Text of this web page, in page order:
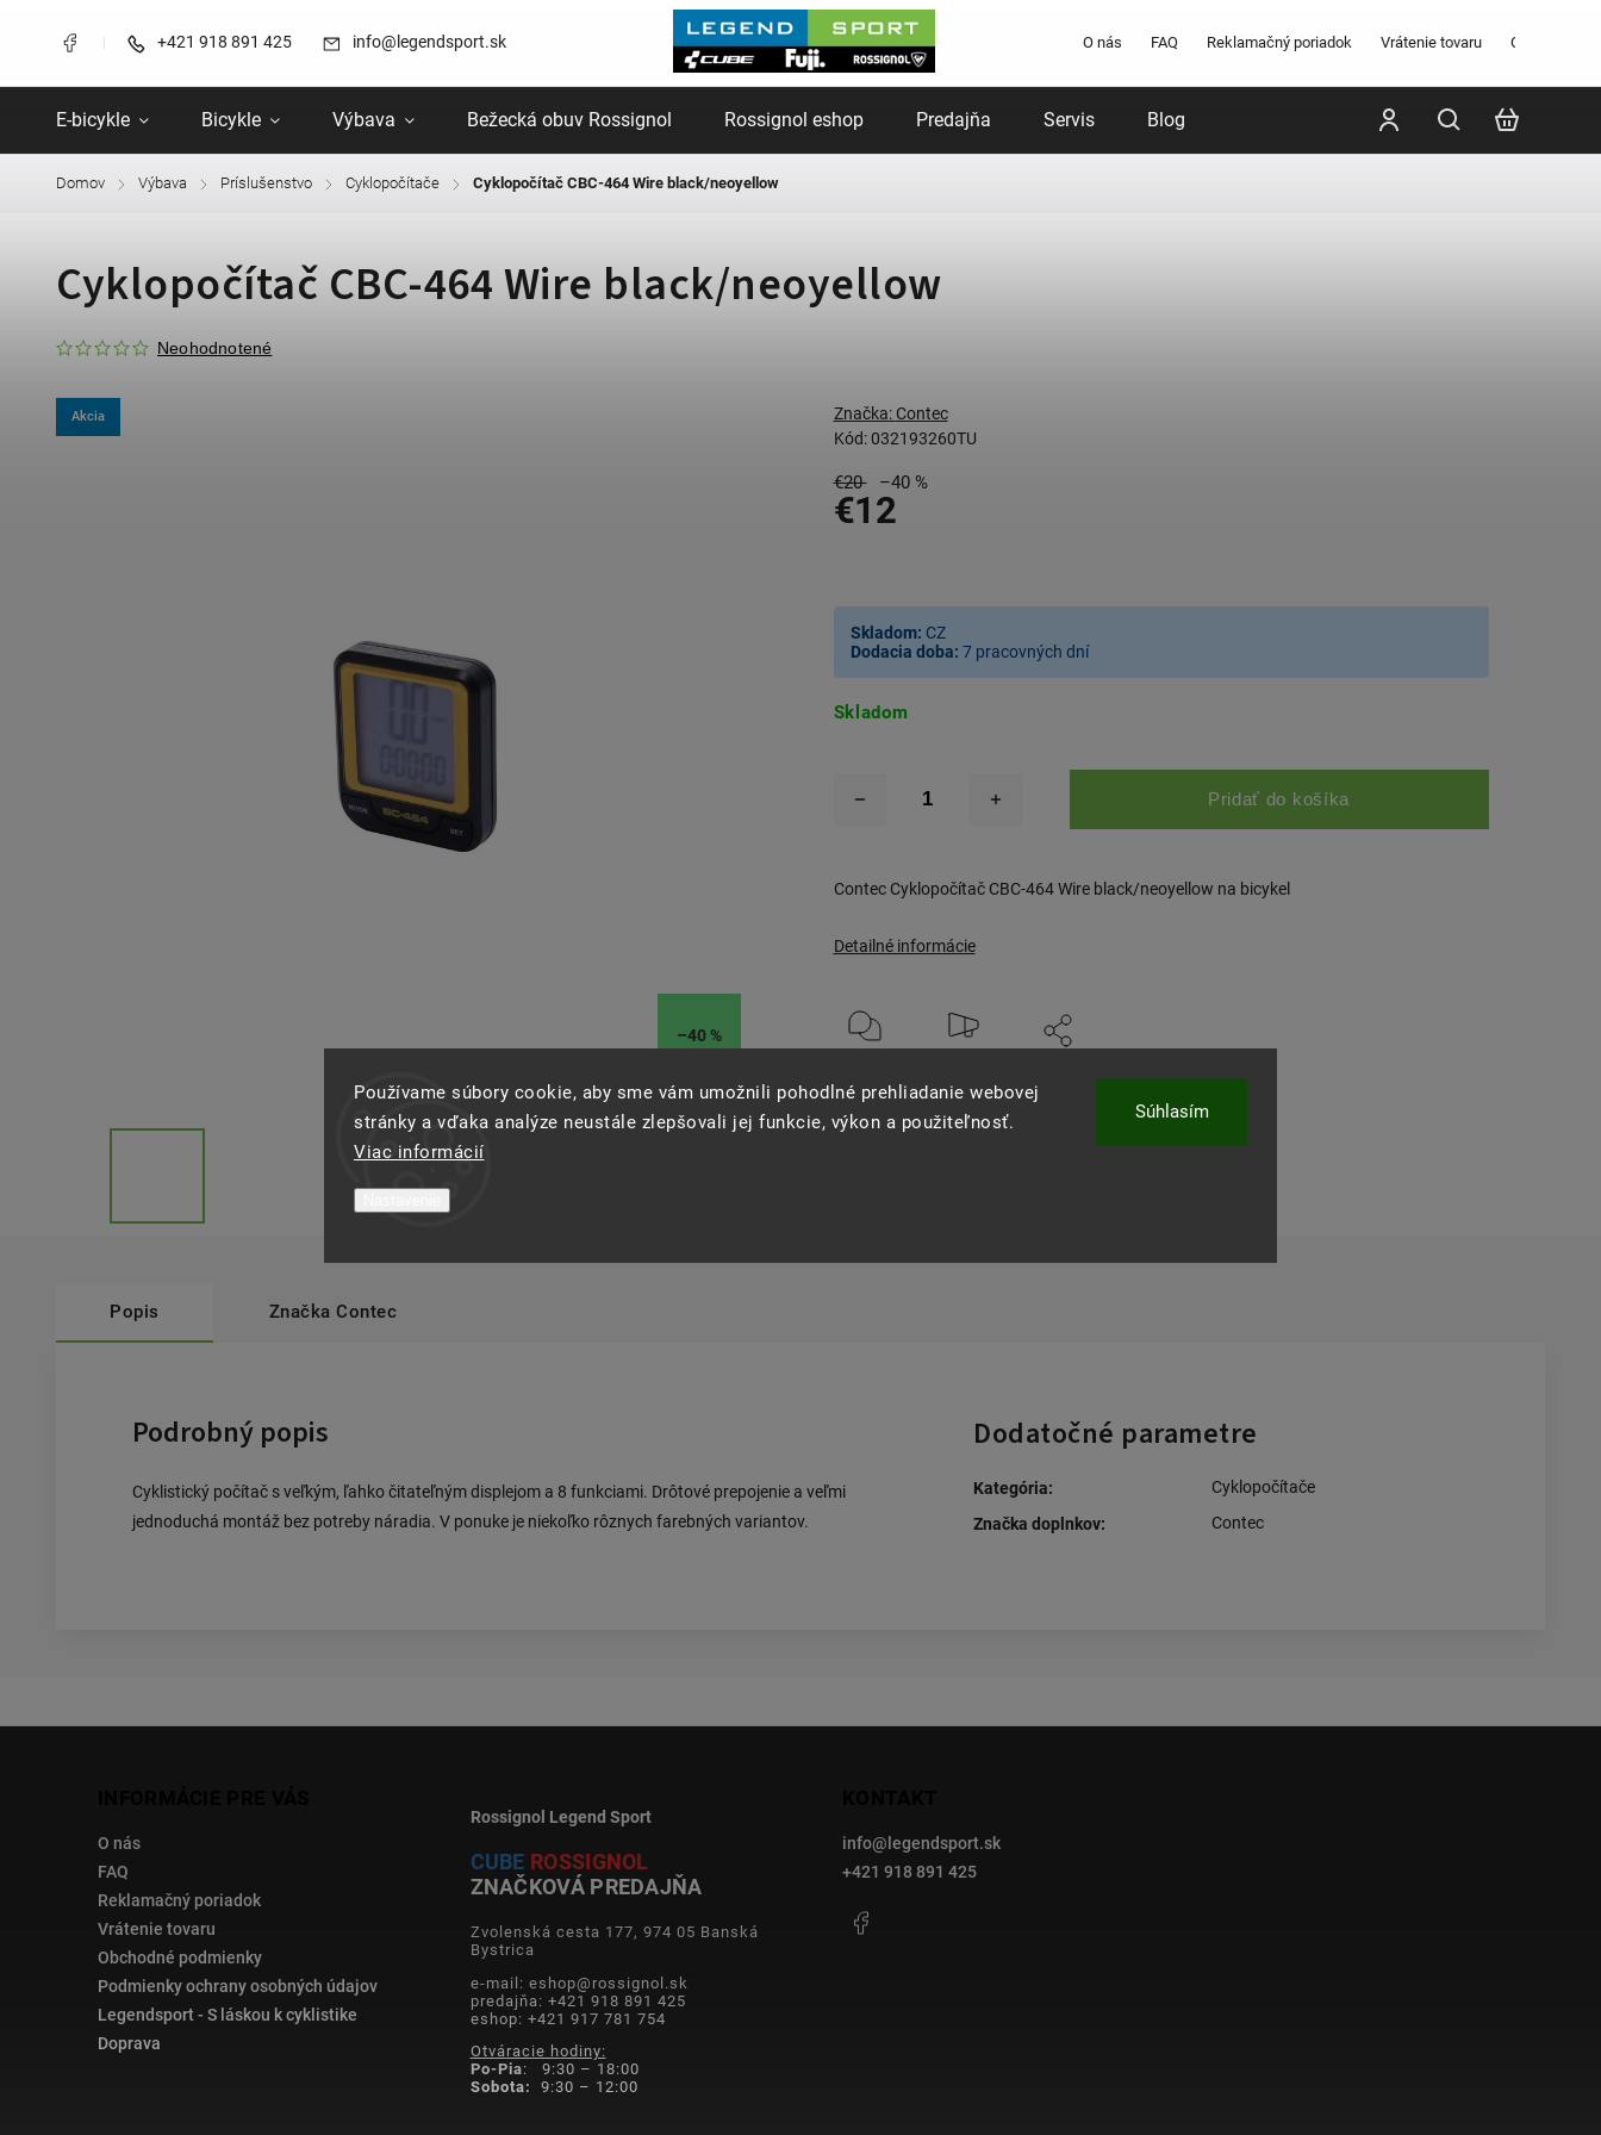
Používame súbory cookie, aby sme vám umožnili pohodlné prehliadanie webovej
stránky a vďaka analýze neustále zlepšovali jej funkcie, výkon a použiteľnosť.
Viac informácií
Súhlasím
+421 918 891 425 info@legendsport.sk O nás FAQ Reklamačný poriadok Vrátenie tovaru Obchodné
E-bicykle Bicykle Výbava Bežecká obuv Rossignol Rossignol eshop Predajňa Servis Blog Značky
Domov / Výbava / Príslušenstvo / Cyklopočítače / Cyklopočítač CBC-464 Wire black/neoyellow
Cyklopočítač CBC-464 Wire black/neoyellow
Neohodnotené
Akcia
–40 %
Kód: 032193260TU
Značka:Contec
€20 –40 %
€12
Skladom
Skladom: CZ
Dodacia doba: 7 pracovných dní
Pridať do košíka
Contec Cyklopočítač CBC-464 Wire black/neoyellow na bicykel
Detailné informácie
Popis Značka Contec
Podrobný popis
Cyklistický počítač s veľkým, ľahko čitateľným displejom a 8 funkciami. Drôtové prepojenie a veľmi
jednoduchá montáž bez potreby náradia. V ponuke je niekoľko rôznych farebných variantov.
Dodatočné parametre
Kategória:
Cyklopočítače
Značka doplnkov: Contec
O nás
FAQ
Reklamačný poriadok
Vrátenie tovaru
Obchodné podmienky
Podmienky ochrany osobných údajov
Legendsport - S láskou k cyklistike
Doprava
Rossignol Legend Sport
CUBE ROSSIGNOL
ZNAČKOVÁ PREDAJŇA
Zvolenská cesta 177, 974 05 Banská
Bystrica
e-mail: eshop@rossignol.sk
predajňa: +421 918 891 425
eshop: +421 917 781 754
Otváracie hodiny:
Po-Pia: 9:30 – 18:00
Sobota: 9:30 – 12:00
info@ legendsport.sk
+421 918 891 425